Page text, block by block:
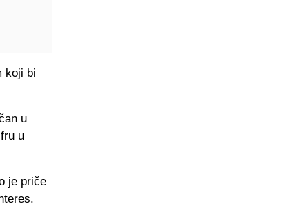
koji bi
u
u
je priče